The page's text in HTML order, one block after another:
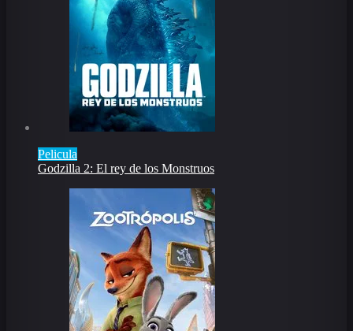
Pelicula
Godzilla 2: El rey de los Monstruos